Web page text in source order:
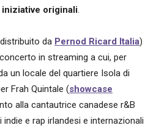
iniziative originali.
da Pernod Ricard Italia)
in streaming a cui, per
un locale del quartiere Isola di
Frah Quintale (showcase
alla cantautrice canadese r&B
e rap irlandesi e internazionali